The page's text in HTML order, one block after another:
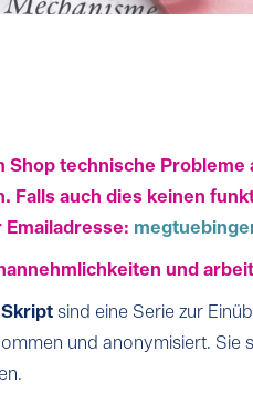
technische
auch dies keinen
und
sind eine Serie zur
und anonymisiert.